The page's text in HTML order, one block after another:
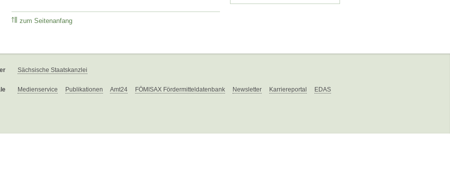
zum Seitenanfang
Sächsische Staatskanzlei
Medienservice Publikationen Amt24 FÖMISAX Fördermitteldatenbank Newsletter Karriereportal EDAS